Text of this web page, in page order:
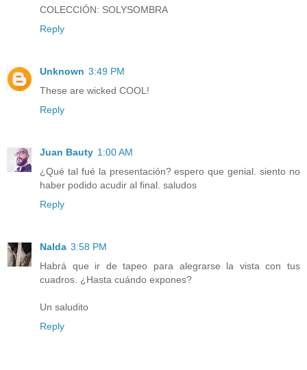
COLECCIÓN: SOLYSOMBRA
Reply
Unknown 3:49 PM
These are wicked COOL!
Reply
Juan Bauty 1:00 AM
¿Qué tal fué la presentación? espero que genial. siento no
haber podido acudir al final. saludos
Reply
Nalda 3:58 PM
Habrá que ir de tapeo para alegrarse la vista con tus
cuadros. ¿Hasta cuándo expones?
Un saludito
Reply